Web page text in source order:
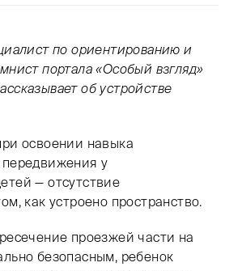
по ориентированию и
портала «Особый взгляд»
об устройстве
освоении навыка
передвижения у
— отсутствие
как устроено пространство.
проезжей части на
безопасным, ребенок